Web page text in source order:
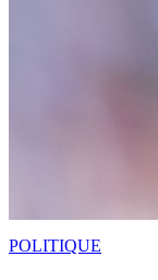
POLITIQUE